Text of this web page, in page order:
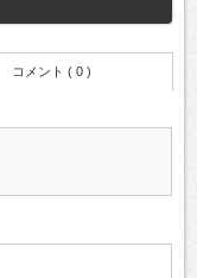
コメント ( 0 )